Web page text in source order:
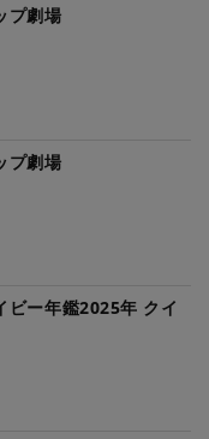
プ劇場
プ劇場
ビー年鑑2025年 クイ